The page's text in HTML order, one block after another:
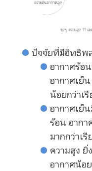
ปัจจัยที่มีอิทธิพ
อากาศร้อ
อากาศเย็
น้อยกว่าเ
อากาศเย็
ร้อน อากา
มากกว่าเ
ความสูง ยิ่
อากาศน้อย